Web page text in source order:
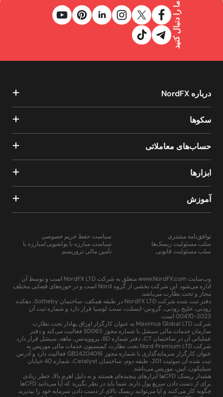
ما را دنبال کنید
درباره NordFX
سکوها
حساب‌های معاملاتی
ابزارها
آموزش
توافق‌نامه مشتری
سلب مسئولیت ریسک‌ها
سلب مسئولیت قانونی
سیاست حفظ حریم خصوصی
سیاست مبارزه با پولشویی/مبارزه با
تأمین مالی تروریسم
وب‌سایت www.NordFX.com متعلق به شرکت NordFX LTD است و توسط آن
اداره می‌شود. این شرکت بخشی از گروه Nord است و در حوزه‌های قضایی مختلف
مجاز و تحت نظارت می‌باشد:
دفتر ثبت شده شرکت NordFX LTD در طبقه همکف، ساختمان Sotheby، دهکده
رودنی، خلیج رودنی، گروس-ایسلت، سنت لوسیا قرار دارد و شماره ثبت آن
2023-00470 است.
شرکت Maximus Global LTD به عنوان کارگزار اوراق بهادار تحت نظارت
سازمان خدمات مالی سیشل با شماره مجوز SD065 فعالیت می‌کند و دفتر
عملیاتی آن در ساختمان CT، دفتر شماره 8D، پروویدنس، ماهه، سیشل قرار دارد.
شرکت Nord Premium LTD تحت نظارت کمیسیون خدمات مالی موریس به
عنوان کارگزار سرمایه‌گذاری با شماره مجوز GB24204016 فعالیت دارد و آدرس
ثبت شده آن سوئیت 201، طبقه دوم، ساختمان Catalyst، شماره 40 خیابان
سیلیکون، ایبن، موریس می‌باشد.
هشدار ریسک: CFDها ابزارهای پیچیده‌ای هستند و به دلیل اهرم بالا، خطر زیادی
برای از دست دادن سریع پول دارند. شما باید در نظر بگیرید که آیا می‌دانید CFDها
چگونه کار می‌کنند و آیا می‌توانید ریسک بالای از دست دادن سرمایه خود را بپذیرید.